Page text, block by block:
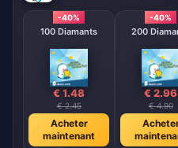
-40%
100 Diamants
€ 1.48
€ 2.45
Acheter
maintenant
-40%
200
€ 2.96
€ 4.90